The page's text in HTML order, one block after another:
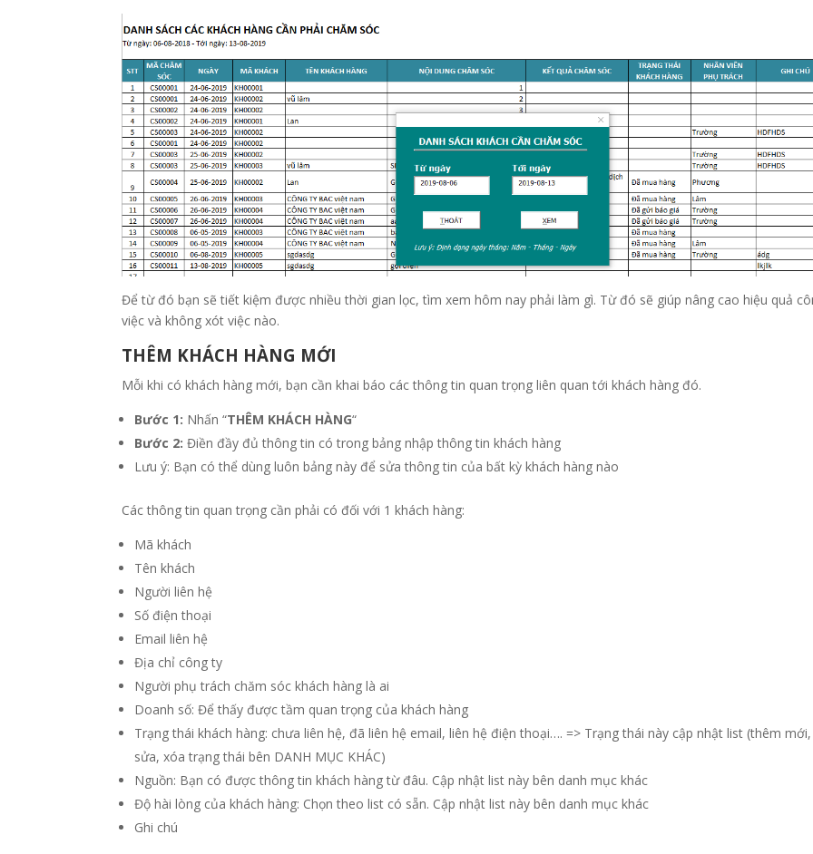
Để từ đó bạn sẽ tiết kiệm được nhiều thời gian lọc, tìm xem hôm nay phải làm gì. Từ đó sẽ giúp nâng cao hiệu quả
việc và không xót việc nào.
THÊM KHÁCH HÀNG MỚI
Mỗi khi có khách hàng mới, bạn cần khai báo các thông tin quan trọng liên quan tới khách hàng đó.
Bước 1: Nhấn “THÊM KHÁCH HÀNG“
Bước 2: Điền đầy đủ thông tin có trong bảng nhập thông tin khách hàng
Lưu ý: Bạn có thể dùng luôn bảng này để sửa thông tin của bất kỳ khách hàng nào
Các thông tin quan trọng cần phải có đối với 1 khách hàng:
Mã khách
Tên khách
Người liên hệ
Số điện thoại
Email liên hệ
Địa chỉ công ty
Người phụ trách chăm sóc khách hàng là ai
Doanh số: Để thấy được tầm quan trọng của khách hàng
Trạng thái khách hàng: chưa liên hệ, đã liên hệ email, liên hệ điện thoại…. => Trạng thái này cập nhật list (thêm mới,
sửa, xóa trạng thái bên DANH MỤC KHÁC)
Nguồn: Bạn có được thông tin khách hàng từ đâu. Cập nhật list này bên danh mục khác
Độ hài lòng của khách hàng: Chọn theo list có sẵn. Cập nhật list này bên danh mục khác
Ghi chú